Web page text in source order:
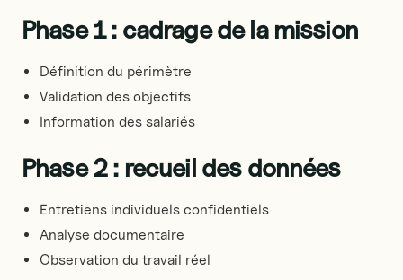
Phase 1 : cadrage de la mission
Définition du périmètre
Validation des objectifs
Information des salariés
Phase 2 : recueil des données
Entretiens individuels confidentiels
Analyse documentaire
Observation du travail réel